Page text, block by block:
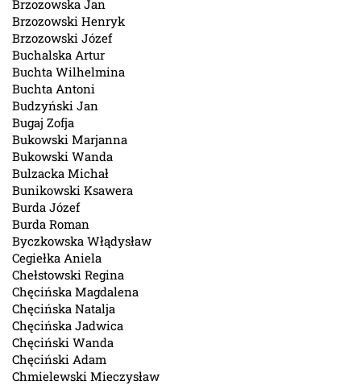
Brzozowska Jan
Brzozowski Henryk
Brzozowski Józef
Buchalska Artur
Buchta Wilhelmina
Buchta Antoni
Budzyński Jan
Bugaj Zofja
Bukowski Marjanna
Bukowski Wanda
Bulzacka Michał
Bunikowski Ksawera
Burda Józef
Burda Roman
Byczkowska Włądysław
Cegiełka Aniela
Chełstowski Regina
Chęcińska Magdalena
Chęcińska Natalja
Chęcińska Jadwica
Chęciński Wanda
Chęciński Adam
Chmielewski Mieczysław